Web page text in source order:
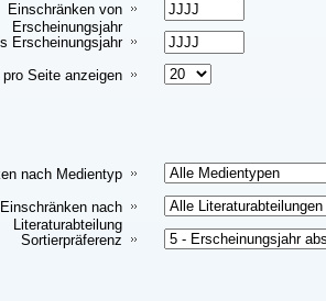
Einschränken von
Erscheinungsjahr
Erscheinungsjahr
Seite anzeigen
nach Medientyp
Einschränken nach
Literaturabteilung
Sortierpräferenz